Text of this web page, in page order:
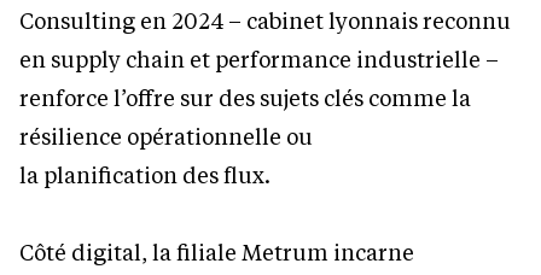
Consulting en 2024 – cabinet lyonnais reconnu
en supply chain et performance industrielle –
renforce l’offre sur des sujets clés comme la
résilience opérationnelle ou
la planification des flux.
Côté digital, la filiale Metrum incarne